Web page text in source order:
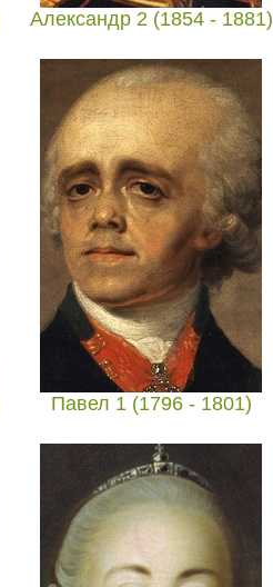
Александр 2 (1854 - 1881)
Павел 1 (1796 - 1801)